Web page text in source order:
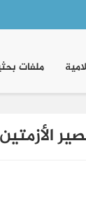
ملفات